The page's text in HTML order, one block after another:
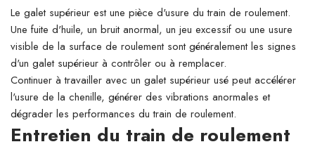
Le galet supérieur est une pièce d'usure du train de roulement.
Une fuite d'huile, un bruit anormal, un jeu excessif ou une usure
visible de la surface de roulement sont généralement les signes
d'un galet supérieur à contrôler ou à remplacer.
Continuer à travailler avec un galet supérieur usé peut accélérer
l'usure de la chenille, générer des vibrations anormales et
dégrader les performances du train de roulement.
Entretien du train de roulement